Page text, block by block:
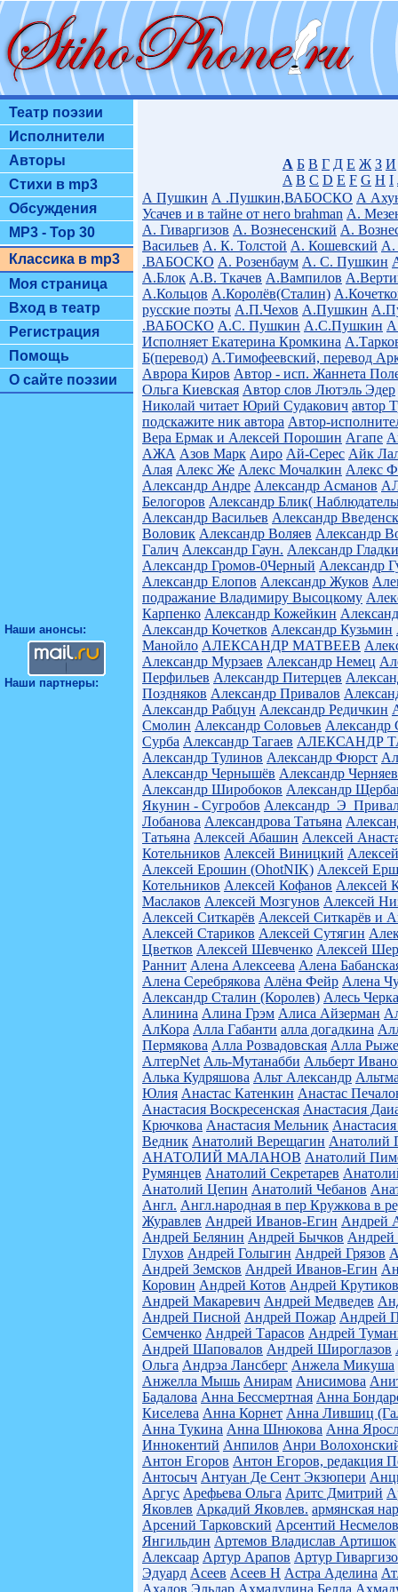
Театр поэзии
Исполнители
Авторы
Стихи в mp3
Обсуждения
MP3 - Top 30
Классика в mp3
Моя страница
Вход в театр
Регистрация
Помощь
О сайте поэзии
Наши анонсы:
Наши партнеры:
А Б В Г Д Е Ж З И
A B C D E F G H I
А Пушкин А .Пушкин,ВАБОСКО А
Усачев и в тайне от него brahman А.
А. Гиваргизов А. Вознесенский А.
Васильев А. К. Толстой А. Кошевский А.
.ВАБОСКО А. Розенбаум А. С. Пушкин
А.Блок А.В. Ткачев А.Вампилов
А.Кольцов А.Королёв(Сталин)
русские поэты А.П.Чехов А.Пушкин
.ВАБОСКО А.С. Пушкин А.С.Пушкин
Исполняет Екатерина Кромкина
Б(перевод) А.Тимофеевский, перевод
Аврора Киров Автор - исп. Жаннета
Ольга Киевская Автор слов Лютэль Эдер
Николай читает Юрий Судакович автор
подскажите ник автора Автор-
Вера Ермак и Алексей Порошин Агапе
АЖА Азов Марк Аиро Ай-Серес Айк
Алая Алекс Же Алекс Мочалкин Алекс
Александр Андре Александр Асманов
Белогоров Александр Блик(
Александр Васильев Александр
Воловик Александр Воляев Александр
Галич Александр Гаун. Александр
Александр Громов-0Черный Александр
Александр Елопов Александр Жуков
подражание Владимиру Высоцкому
Карпенко Александр Кожейкин
Александр Кочетков Александр Кузьмин
Манойло АЛЕКСАНДР МАТВЕЕВ
Александр Мурзаев Александр Немец
Перфильев Александр Питерцев
Поздняков Александр Привалов
Александр Рабцун Александр Редичкин
Смолин Александр Соловьев Александр
Сурба Александр Тагаев АЛЕКСАНДР
Александр Тулинов Александр Фюрст
Александр Чернышёв Александр Черняев
Александр Широбоков Александр
Якунин - Сугробов
Лобанова Александрова Татьяна
Татьяна Алексей Абашин Алексей
Котельников Алексей Виницкий
Алексей Ерошин (OhotNIK) Алексей
Котельников Алексей Кофанов Алексей
Маслаков Алексей Мозгунов Алексей
Алексей Ситкарёв Алексей Ситкарёв и
Алексей Стариков Алексей Сутягин
Цветков Алексей Шевченко Алексей
Раннит Алена Алексеева Алена
Алена Серебрякова Алёна Фейр Алена
Александр Сталин (Королев) Алесь
Алинина Алина Грэм Алиса Айзерман
АлКора Алла Габанти алла догадкина
Пермякова Алла Розвадовская Алла
АлтерNet Аль-Мутанабби Альберт
Алька Кудряшова Альт Александр
Юлия Анастас Катенкин Анастас
Анастасия Воскресенская Анастасия
Крючкова Анастасия Мельник
Ведник Анатолий Верещагин Анатолий
АНАТОЛИЙ МАЛАНОВ Анатолий
Румянцев Анатолий Секретарев
Анатолий Цепин Анатолий Чебанов
Англ. Англ.народная в пер Кружкова в
Журавлев Андрей Иванов-Егин Андрей
Андрей Белянин Андрей Бычков Андрей
Глухов Андрей Голыгин Андрей Грязов
Андрей Земсков Андрей Иванов-Егин
Коровин Андрей Котов Андрей Крутиков
Андрей Макаревич Андрей Медведев
Андрей Писной Андрей Пожар Андрей
Семченко Андрей Тарасов Андрей
Андрей Шаповалов Андрей Широглазов
Ольга Андрэа Лансберг Анжела Микуша
Анжелла Мышь Анирам Анисимова
Бадалова Анна Бессмертная Анна
Киселева Анна Корнет Анна Лившиц
Анна Тукина Анна Шнюкова Анна
Иннокентий Анпилов Анри
Антон Егоров Антон Егоров, редакция
Антосыч Антуан Де Сент Экзюпери
Аргус Арефьева Ольга Аритс Дмитрий
Яковлев Аркадий Яковлев. армянская
Арсений Тарковский Арсентий Несмелов
Янгильдин Артемов Владислав Артишок
Алексаар Артур Арапов Артур
Эдуард Асеев Асеев Н Астра Аделина
Ахадов Эльдар Ахмадулина Белла